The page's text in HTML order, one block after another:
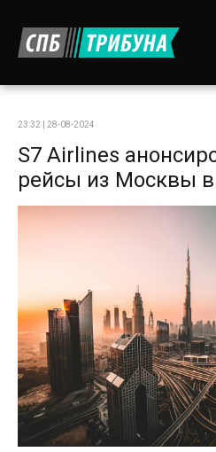
23:32 | 28-08-2024
S7 Airlines
рейсы из Москвы